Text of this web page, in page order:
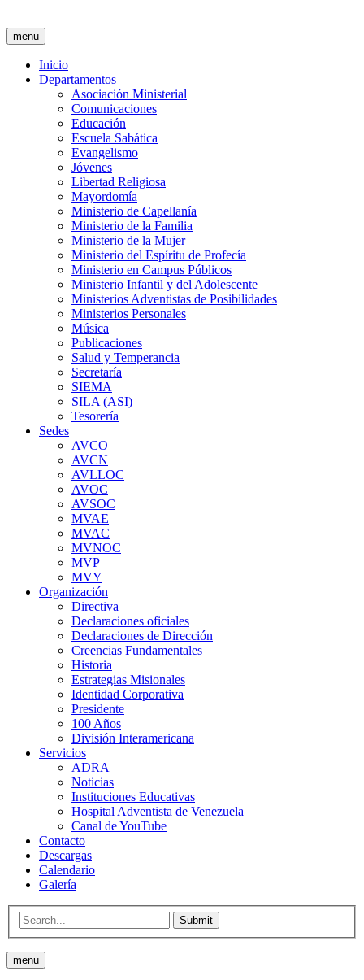
menu
Inicio
Departamentos
Asociación Ministerial
Comunicaciones
Educación
Escuela Sabática
Evangelismo
Jóvenes
Libertad Religiosa
Mayordomía
Ministerio de Capellanía
Ministerio de la Familia
Ministerio de la Mujer
Ministerio del Espíritu de Profecía
Ministerio en Campus Públicos
Ministerio Infantil y del Adolescente
Ministerios Adventistas de Posibilidades
Ministerios Personales
Música
Publicaciones
Salud y Temperancia
Secretaría
SIEMA
SILA (ASI)
Tesorería
Sedes
AVCO
AVCN
AVLLOC
AVOC
AVSOC
MVAE
MVAC
MVNOC
MVP
MVY
Organización
Directiva
Declaraciones oficiales
Declaraciones de Dirección
Creencias Fundamentales
Historia
Estrategias Misionales
Identidad Corporativa
Presidente
100 Años
División Interamericana
Servicios
ADRA
Noticias
Instituciones Educativas
Hospital Adventista de Venezuela
Canal de YouTube
Contacto
Descargas
Calendario
Galería
Submit
menu